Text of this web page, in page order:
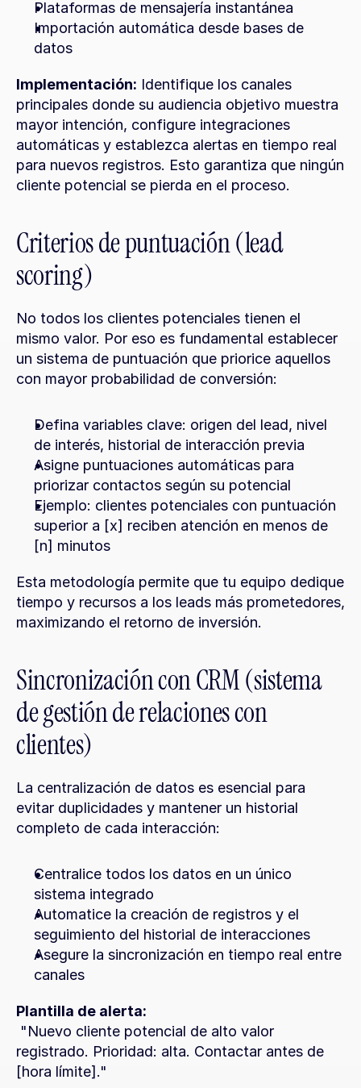
Plataformas de mensajería instantánea
Importación automática desde bases de
datos
Implementación: Identifique los canales
principales donde su audiencia objetivo muestra
mayor intención, configure integraciones
automáticas y establezca alertas en tiempo real
para nuevos registros. Esto garantiza que ningún
cliente potencial se pierda en el proceso.
Criterios de puntuación (lead
scoring)
No todos los clientes potenciales tienen el
mismo valor. Por eso es fundamental establecer
un sistema de puntuación que priorice aquellos
con mayor probabilidad de conversión:
Defina variables clave: origen del lead, nivel
de interés, historial de interacción previa
Asigne puntuaciones automáticas para
priorizar contactos según su potencial
Ejemplo: clientes potenciales con puntuación
superior a [x] reciben atención en menos de
[n] minutos
Esta metodología permite que tu equipo dedique
tiempo y recursos a los leads más prometedores,
maximizando el retorno de inversión.
Sincronización con CRM (sistema
de gestión de relaciones con
clientes)
La centralización de datos es esencial para
evitar duplicidades y mantener un historial
completo de cada interacción:
Centralice todos los datos en un único
sistema integrado
Automatice la creación de registros y el
seguimiento del historial de interacciones
Asegure la sincronización en tiempo real entre
canales
Plantilla de alerta:
registrado. Prioridad: alta. Contactar antes de
[hora límite]."